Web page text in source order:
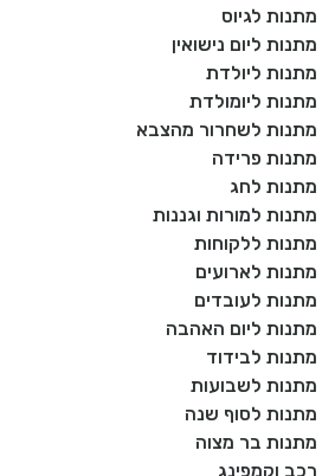
מתנות לגיוס
מתנות ליום נישואין
מתנות ליולדת
מתנות ליומולדת
מתנות לשחרור מהצבא
מתנות פרידה
מתנות לחג
מתנות למורות וגננות
מתנות ללקוחות
מתנות לארועים
מתנות לעובדים
מתנות ליום האהבה
מתנות לבידוד
מתנות לשבועות
מתנות לסוף שנה
מתנות בר מצוה
רכב וקמפינג